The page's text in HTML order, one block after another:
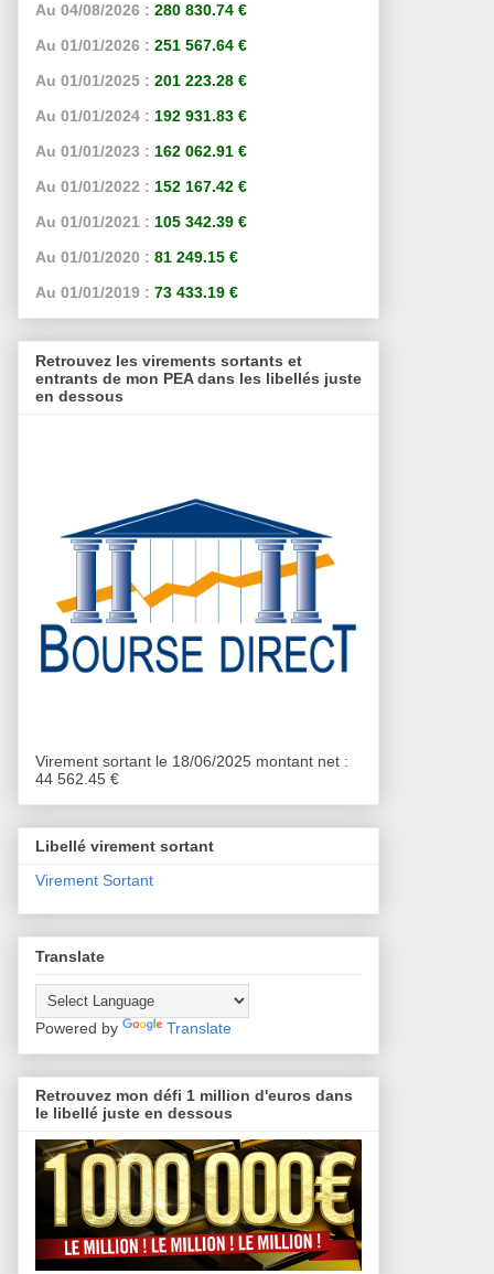
Au 04/08/2026 : 280 830.74 €
Au 01/01/2026 : 251 567.64 €
Au 01/01/2025 : 201 223.28 €
Au 01/01/2024 : 192 931.83 €
Au 01/01/2023 : 162 062.91 €
Au 01/01/2022 : 152 167.42 €
Au 01/01/2021 : 105 342.39 €
Au 01/01/2020 : 81 249.15 €
Au 01/01/2019 : 73 433.19 €
Retrouvez les virements sortants et
entrants de mon PEA dans les libellés juste
en dessous
Virement sortant le 18/06/2025 montant net :
44 562.45 €
Libellé virement sortant
Virement Sortant
Translate
Powered by Translate
Retrouvez mon défi 1 million d'euros dans
le libellé juste en dessous